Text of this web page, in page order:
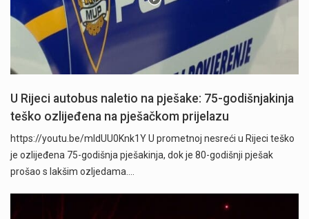
U Rijeci autobus naletio na pješake: 75-godišnjakinja
teško ozlijeđena na pješačkom prijelazu
https://youtu.be/mldUU0Knk1Y U prometnoj nesreći u Rijeci teško
je ozlijeđena 75-godišnja pješakinja, dok je 80-godišnji pješak
prošao s lakšim ozljedama.…